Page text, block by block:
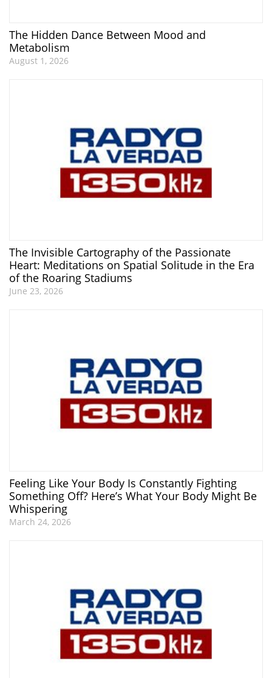
The Hidden Dance Between Mood and
Metabolism
August 1, 2026
The Invisible Cartography of the Passionate
Heart: Meditations on Spatial Solitude in the Era
of the Roaring Stadiums
June 23, 2026
Feeling Like Your Body Is Constantly Fighting
Something Off? Here’s What Your Body Might Be
Whispering
March 24, 2026